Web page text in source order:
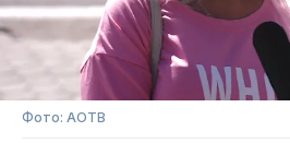
Фото: АОТВ